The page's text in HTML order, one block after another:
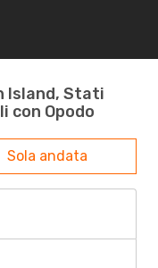
Island, Stati
con Opodo
Sola andata